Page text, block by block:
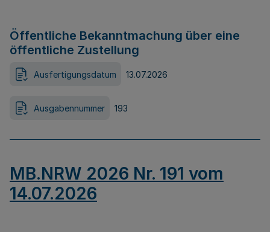
Öffentliche Bekanntmachung über eine
öffentliche Zustellung
Ausfertigungsdatum 13.07.2026
Ausgabennummer 193
MB.NRW 2026 Nr. 191 vom
14.07.2026